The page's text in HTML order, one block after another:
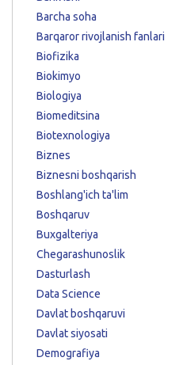
Barcha soha
Barqaror rivojlanish fanlari
Biofizika
Biokimyo
Biologiya
Biomeditsina
Biotexnologiya
Biznes
Biznesni boshqarish
Boshlang'ich ta'lim
Boshqaruv
Buxgalteriya
Chegarashunoslik
Dasturlash
Data Science
Davlat boshqaruvi
Davlat siyosati
Demografiya